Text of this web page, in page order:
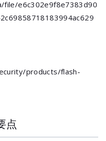
e6c302e9f8e7383d90
products/flash-
点